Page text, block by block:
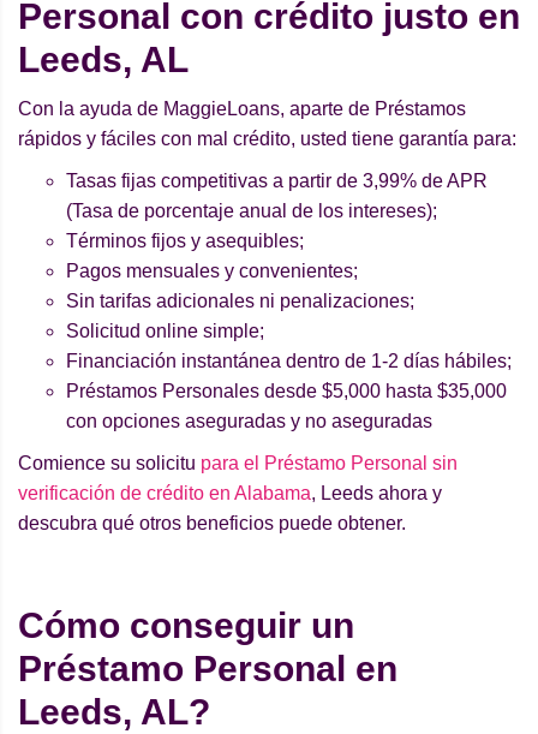
Personal con crédito justo en
Leeds, AL
Con la ayuda de MaggieLoans, aparte de Préstamos
rápidos y fáciles con mal crédito, usted tiene garantía para:
Tasas fijas competitivas a partir de 3,99% de APR
(Tasa de porcentaje anual de los intereses);
Términos fijos y asequibles;
Pagos mensuales y convenientes;
Sin tarifas adicionales ni penalizaciones;
Solicitud online simple;
Financiación instantánea dentro de 1-2 días hábiles;
Préstamos Personales desde $5,000 hasta $35,000
con opciones aseguradas y no aseguradas
Comience su solicitu para el Préstamo Personal sin
verificación de crédito en Alabama, Leeds ahora y
descubra qué otros beneficios puede obtener.
Cómo conseguir un
Préstamo Personal en
Leeds, AL?